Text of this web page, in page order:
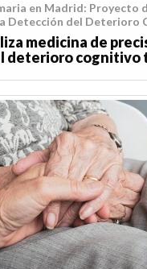
en Madrid: Proyecto
Detección del Deterioro
medicina de
deterioro cognitivo